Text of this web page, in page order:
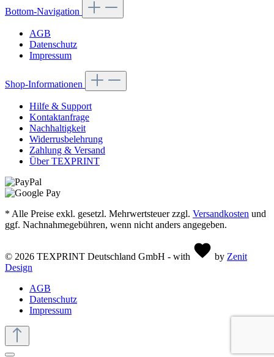
Bottom-Navigation
AGB
Datenschutz
Impressum
Shop-Informationen
Hilfe & Support
Kontaktanfrage
Nachhaltigkeit
Widerrusbelehrung
Zahlung & Versand
Über TEXPRINT
* Alle Preise exkl. gesetzl. Mehrwertsteuer zzgl. Versandkosten und
ggf. Nachnahmegebühren, wenn nicht anders angegeben.
© 2026 TEXPRINT Deutschland GmbH - with by Zenit
Design
AGB
Datenschutz
Impressum